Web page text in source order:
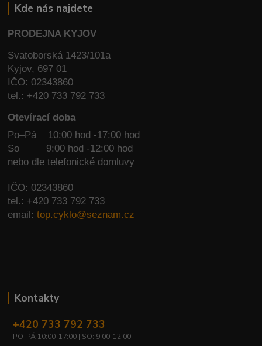
Kde nás najdete
PRODEJNA KYJOV
Svatoborská 1423/101a
Kyjov, 697 01
IČO: 02343860
tel.: +420 733 792 733
Otevírací doba
Po–Pá 10:00 hod -17:00 hod
So
9:00 hod -12:00 hod
nebo dle telefonické domluvy
IČO: 02343860
tel.: +420 733 792 733
email:top.cyklo@seznam.cz
Kontakty
+420 733 792 733
PO-PÁ 10:00-17:00 | SO: 9:00-12:00